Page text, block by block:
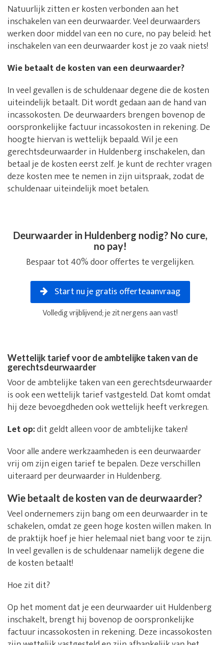
Natuurlijk zitten er kosten verbonden aan het
inschakelen van een deurwaarder. Veel deurwaarders
werken door middel van een no cure, no pay beleid: het
inschakelen van een deurwaarder kost je zo vaak niets!
Wie betaalt de kosten van een deurwaarder?
In veel gevallen is de schuldenaar degene die de kosten
uiteindelijk betaalt. Dit wordt gedaan aan de hand van
incassokosten. De deurwaarders brengen bovenop de
oorspronkelijke factuur incassokosten in rekening. De
hoogte hiervan is wettelijk bepaald. Wil je een
gerechtsdeurwaarder in Huldenberg inschakelen, dan
betaal je de kosten eerst zelf. Je kunt de rechter vragen
deze kosten mee te nemen in zijn uitspraak, zodat de
schuldenaar uiteindelijk moet betalen.
Deurwaarder in Huldenberg nodig? No cure,
no pay!
Bespaar tot 40% door offertes te vergelijken.
Start nu je gratis offerteaanvraag
Volledig vrijblijvend; je zit nergens aan vast!
Wettelijk tarief voor de ambtelijke taken van de
gerechtsdeurwaarder
Voor de ambtelijke taken van een gerechtsdeurwaarder
is ook een wettelijk tarief vastgesteld. Dat komt omdat
hij deze bevoegdheden ook wettelijk heeft verkregen.
Let op:dit geldt alleen voor de ambtelijke taken!
Voor alle andere werkzaamheden is een deurwaarder
vrij om zijn eigen tarief te bepalen. Deze verschillen
uiteraard per deurwaarder in Huldenberg.
Wie betaalt de kosten van de deurwaarder?
Veel ondernemers zijn bang om een deurwaarder in te
schakelen, omdat ze geen hoge kosten willen maken. In
de praktijk hoef je hier helemaal niet bang voor te zijn.
In veel gevallen is de schuldenaar namelijk degene die
de kosten betaalt!
Hoe zit dit?
Op het moment dat je een deurwaarder uit Huldenberg
inschakelt, brengt hij bovenop de oorspronkelijke
factuur incassokosten in rekening. Deze incassokosten